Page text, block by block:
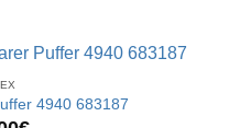
4940 683187